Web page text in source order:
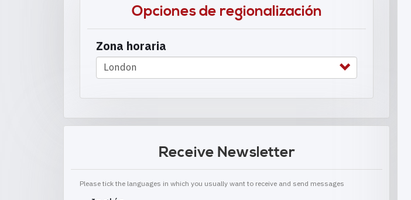
Opciones de regionalización
Zona horaria
Receive Newsletter
Please tick the languages in which you usually want to receive and send messages